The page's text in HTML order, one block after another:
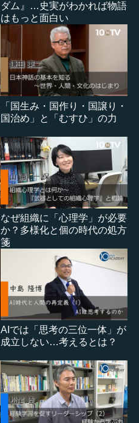
ダム』…史実がわかれば物語
はもっと面白い
「国生み・国作り・国譲り・
国治め」と「むすひ」の力
なぜ組織に「心理学」が必要
か？多様化と個の時代の処方
箋
AIでは「思考の三位一体」が
成立しない…考えるとは？